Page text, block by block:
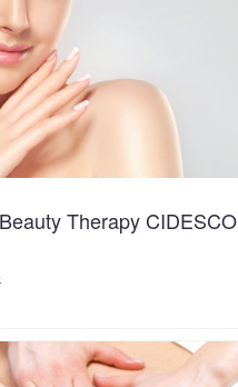
Therapy CIDESCO